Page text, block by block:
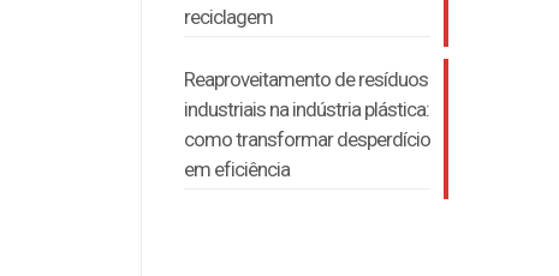
reciclagem
Reaproveitamento de resíduos
industriais na indústria plástica:
como transformar desperdício
em eficiência